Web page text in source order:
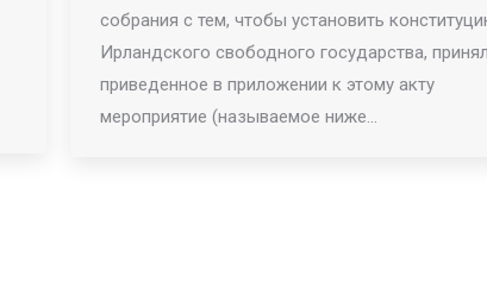
собрания с тем, чтобы установить
Ирландского свободного государства, принял
приведенное в приложении к этому акту
мероприятие (называемое ниже…